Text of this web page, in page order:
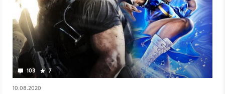
103 7
10.08.2020